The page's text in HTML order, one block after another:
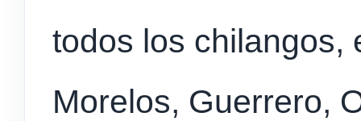
todos los chilangos,
Morelos, Guerrero,